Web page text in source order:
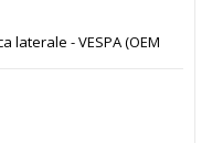
laterale - VESPA (OEM